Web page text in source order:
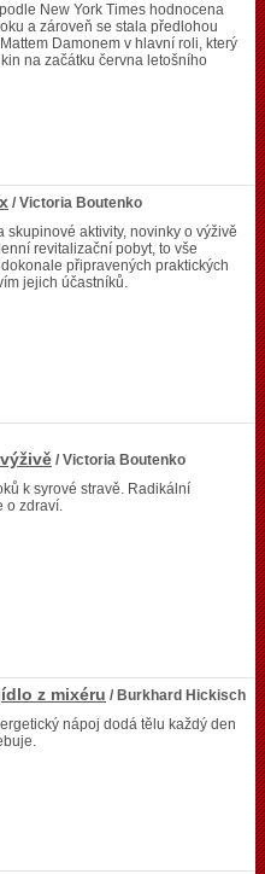
New York Times hodnocena
a zároveň se stala předlohou
Damonem v hlavní roli, který
na začátku června letošního
/ Victoria Boutenko
skupinové aktivity, novinky o výživě
revitalizační pobyt, to vše
připravených praktických
jejich účastníků.
/ Victoria Boutenko
k syrové stravě. Radikální
o zdraví.
z mixéru / Burkhard Hickisch
nápoj dodá tělu každý den